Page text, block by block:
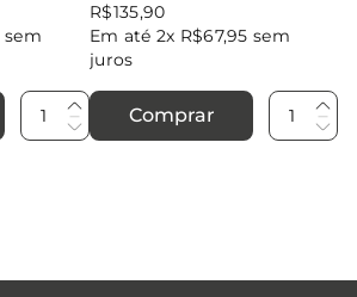
sem
R$135,90
Em até 2x R$67,95 sem
juros
Comprar